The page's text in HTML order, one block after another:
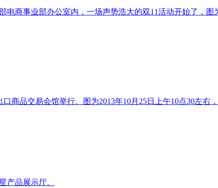
商事业部办公室内，一场声势浩大的双11活动开始了，图
商品交易会馆举行。图为2013年10月25日上午10点30左
产品展示厅。